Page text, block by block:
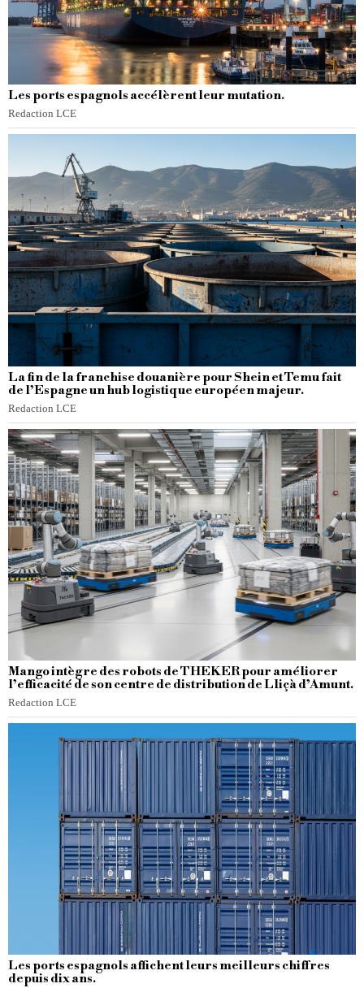
Les ports espagnols accélèrent leur mutation.
Redaction LCE
La fin de la franchise douanière pour Shein et Temu fait
de l’Espagne un hub logistique européen majeur.
Redaction LCE
Mango intègre des robots de THEKER pour améliorer
l’efficacité de son centre de distribution de Lliçà d’Amunt.
Redaction LCE
Les ports espagnols affichent leurs meilleurs chiffres
depuis dix ans.